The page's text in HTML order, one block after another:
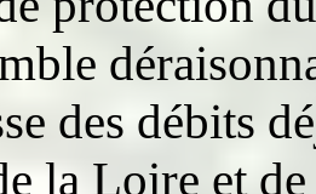
des débits
la Loire et